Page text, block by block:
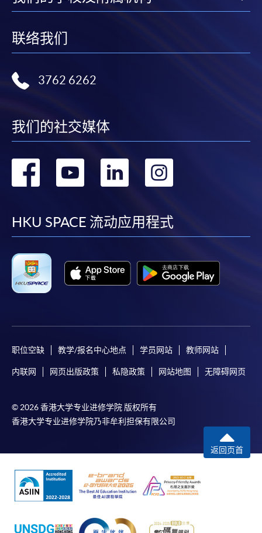
「报读课程」，惟学院对邮递失误而遗失的支票及个
3. VISA / Mastercard
Mastercard（包括「香港大学专业进修学院
享有十个月免息分期付款优惠，惟课程申请人必须为
信用卡持有人。详情请向学院报名中心职员查询。
4. 网上缴费服务
大部份公开招生的课程（以先到先得形式报名）及个
网上使用「缴费灵」（不适用於手机）、VISA或
Mastercard缴付有关课程的报名费或学费。除上述支
员亦可以微信支付（Online WeChat Pay）、支付宝
（Online Alipay）或转数快（FPS）缴付学费，详情请
参阅报名办法 -网上报名服务。
名程序，建议申请人亲身到学院报名中心报名，并避
除由学院裁定的特殊情况（例如课程因报名人数不足
而取消）之外，一切已缴费用概不退还。如获学院批
准退还款项，以现金、易办事、微信支付、支付宝、
以支票退款；以信用卡缴交之款项，退款将直接退还
到支付款项时使用的信用卡户口。
外收费，详情请联络有关学科职员。
联络我们
3762 6262
我们的社交媒体
转
facebook
转
youtube
转
linkedin
转
HKU SPACE 流动应用程式
职位空缺 教学/报名中心地点 学员网站 教师网站
内联网 网页出版政策 私隐政策 网站地图 无障碍网页
© 2026 香港大学专业进修学院 版权所有
香港大学专业进修学院乃非牟利担保有限公司
返回页首